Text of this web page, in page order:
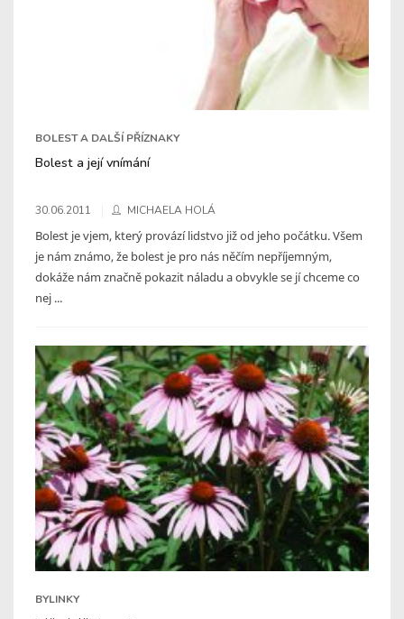
BOLEST A DALŠÍ PŘÍZNAKY
Bolest a její vnímání
30.06.2011 MICHAELA HOLÁ
Bolest je vjem, který provází lidstvo již od jeho počátku. Všem
je nám známo, že bolest je pro nás něčím nepříjemným,
dokáže nám značně pokazit náladu a obvykle se jí chceme co
nej ...
BYLINKY